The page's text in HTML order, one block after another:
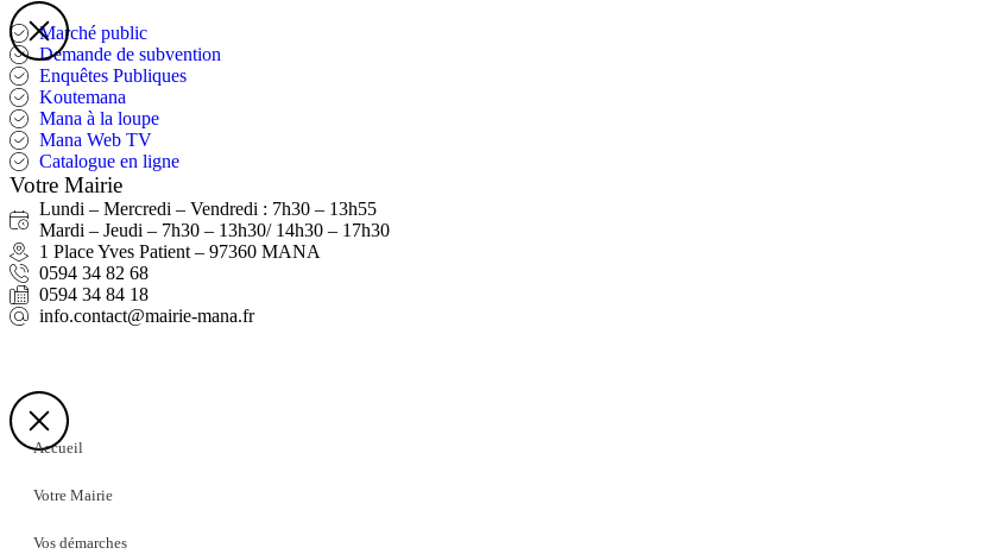
Marché public
Demande de subvention
Enquêtes Publiques
Koutemana
Mana à la loupe
Mana Web TV
Catalogue en ligne
Votre Mairie
Lundi – Mercredi – Vendredi : 7h30 – 13h55
Mardi – Jeudi – 7h30 – 13h30/ 14h30 – 17h30
1 Place Yves Patient – 97360 MANA
0594 34 82 68
0594 34 84 18
info.contact@mairie-mana.fr
Accueil
Votre Mairie
Vos démarches